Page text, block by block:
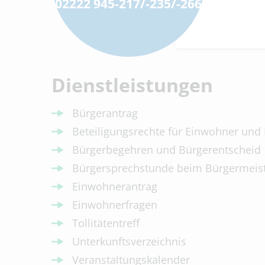
02222 945-217/-235/-266
Dienstleistungen
Bürgerantrag
Beteiligungsrechte für Einwohner und
Bürgerbegehren und Bürgerentscheid
Bürgersprechstunde beim
Einwohnerantrag
Einwohnerfragen
Tollitätentreff
Unterkunftsverzeichnis
Veranstaltungskalender